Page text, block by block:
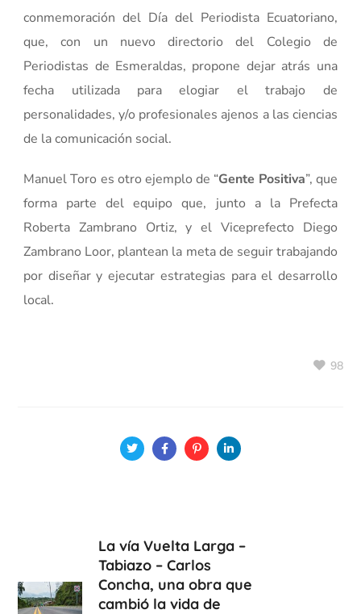
conmemoración del Día del Periodista Ecuatoriano,
que, con un nuevo directorio del Colegio de
Periodistas de Esmeraldas, propone dejar atrás una
fecha utilizada para elogiar el trabajo de
personalidades, y/o profesionales ajenos a las ciencias
de la comunicación social.
Manuel Toro es otro ejemplo de “Gente Positiva”, que
forma parte del equipo que, junto a la Prefecta
Roberta Zambrano Ortiz, y el Viceprefecto Diego
Zambrano Loor, plantean la meta de seguir trabajando
por diseñar y ejecutar estrategias para el desarrollo
local.
98
La vía Vuelta Larga –
Tabiazo – Carlos
Concha, una obra que
cambió la vida de